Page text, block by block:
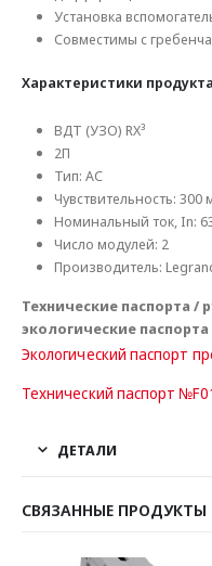
Установка
Совместимы с
Характеристики
ВДТ (УЗО) RX³
2П
Тип: AC
Чувствительность: 300
Номинальный ток, In:
Число модулей: 2
Производитель:
Технические паспорта /
экологические паспорта
Экологический паспорт
Технический паспорт
ДЕТАЛИ
СВЯЗАННЫЕ ПРОДУКТЫ